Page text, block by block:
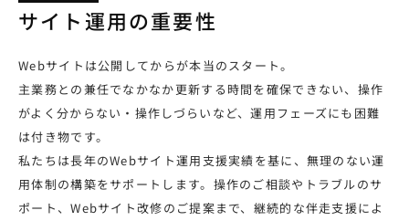
サイト運用の重要性
Webサイトは公開してからが本当のスタート。
主業務との兼任でなかなか更新する時間を確保できない、操作
がよく分からない・操作しづらいなど、運用フェーズにも困難
は付き物です。
私たちは長年のWebサイト運用支援実績を基に、無理のない運
用体制の構築をサポートします。操作のご相談やトラブルのサ
ポート、Webサイト改修のご提案まで、継続的な伴走支援によ